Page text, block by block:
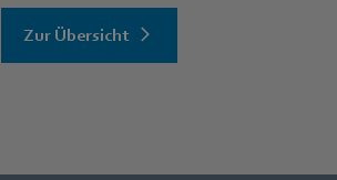
Zur Übersicht